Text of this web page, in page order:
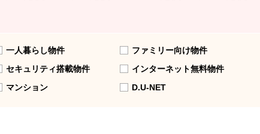
一人暮らし物件
ファミリー向け物件
セキュリティ搭載物件
インターネット無料物件
マンション D.U-NET